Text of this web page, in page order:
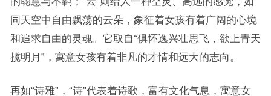
同天空中自由飘荡的云朵，象征着女孩有着广阔的心境
和追求自由的灵魂。它取自“俱怀逸兴壮思飞，欲上青天
揽明月”，寓意女孩有着非凡的才情和远大的志向。
再如“诗雅”，“诗”代表着诗歌，富有文化气息，寓意女